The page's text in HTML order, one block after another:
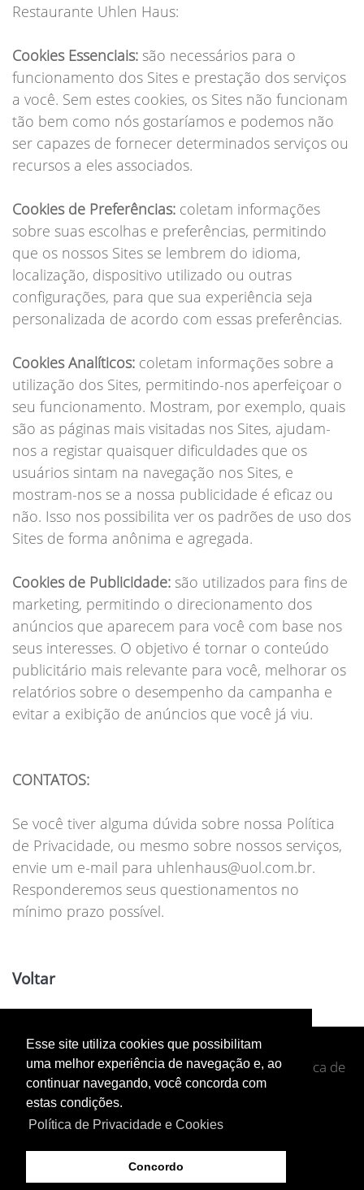
Esse site utiliza cookies que possibilitam
uma melhor experiência de navegação e, ao
continuar navegando, você concorda com
estas condições.
Política de Privacidade e Cookies
Concordo
Restaurante Uhlen Haus:
Cookies Essenciais: são necessários para o
funcionamento dos Sites e prestação dos serviços
a você. Sem estes cookies, os Sites não funcionam
tão bem como nós gostaríamos e podemos não
ser capazes de fornecer determinados serviços ou
recursos a eles associados.
Cookies de Preferências: coletam informações
sobre suas escolhas e preferências, permitindo
que os nossos Sites se lembrem do idioma,
localização, dispositivo utilizado ou outras
configurações, para que sua experiência seja
personalizada de acordo com essas preferências.
Cookies Analíticos: coletam informações sobre a
utilização dos Sites, permitindo-nos aperfeiçoar o
seu funcionamento. Mostram, por exemplo, quais
são as páginas mais visitadas nos Sites, ajudam-
nos a registar quaisquer dificuldades que os
usuários sintam na navegação nos Sites, e
mostram-nos se a nossa publicidade é eficaz ou
não. Isso nos possibilita ver os padrões de uso dos
Sites de forma anônima e agregada.
Cookies de Publicidade: são utilizados para fins de
marketing, permitindo o direcionamento dos
anúncios que aparecem para você com base nos
seus interesses. O objetivo é tornar o conteúdo
publicitário mais relevante para você, melhorar os
relatórios sobre o desempenho da campanha e
evitar a exibição de anúncios que você já viu.
CONTATOS:
Se você tiver alguma dúvida sobre nossa Política
de Privacidade, ou mesmo sobre nossos serviços,
envie um e-mail para uhlenhaus@uol.com.br.
Responderemos seus questionamentos no
mínimo prazo possível.
Voltar
Copyright © 2026 - ByAgência Site Jundiaí- Política de
Privacidade e Cookies